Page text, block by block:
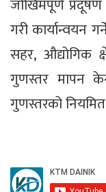
जोखिमपूर्ण प्रदूषण
गरी कार्यान्वयन
सहर, औद्योगिक
गुणस्तर मापन
गुणस्तरको